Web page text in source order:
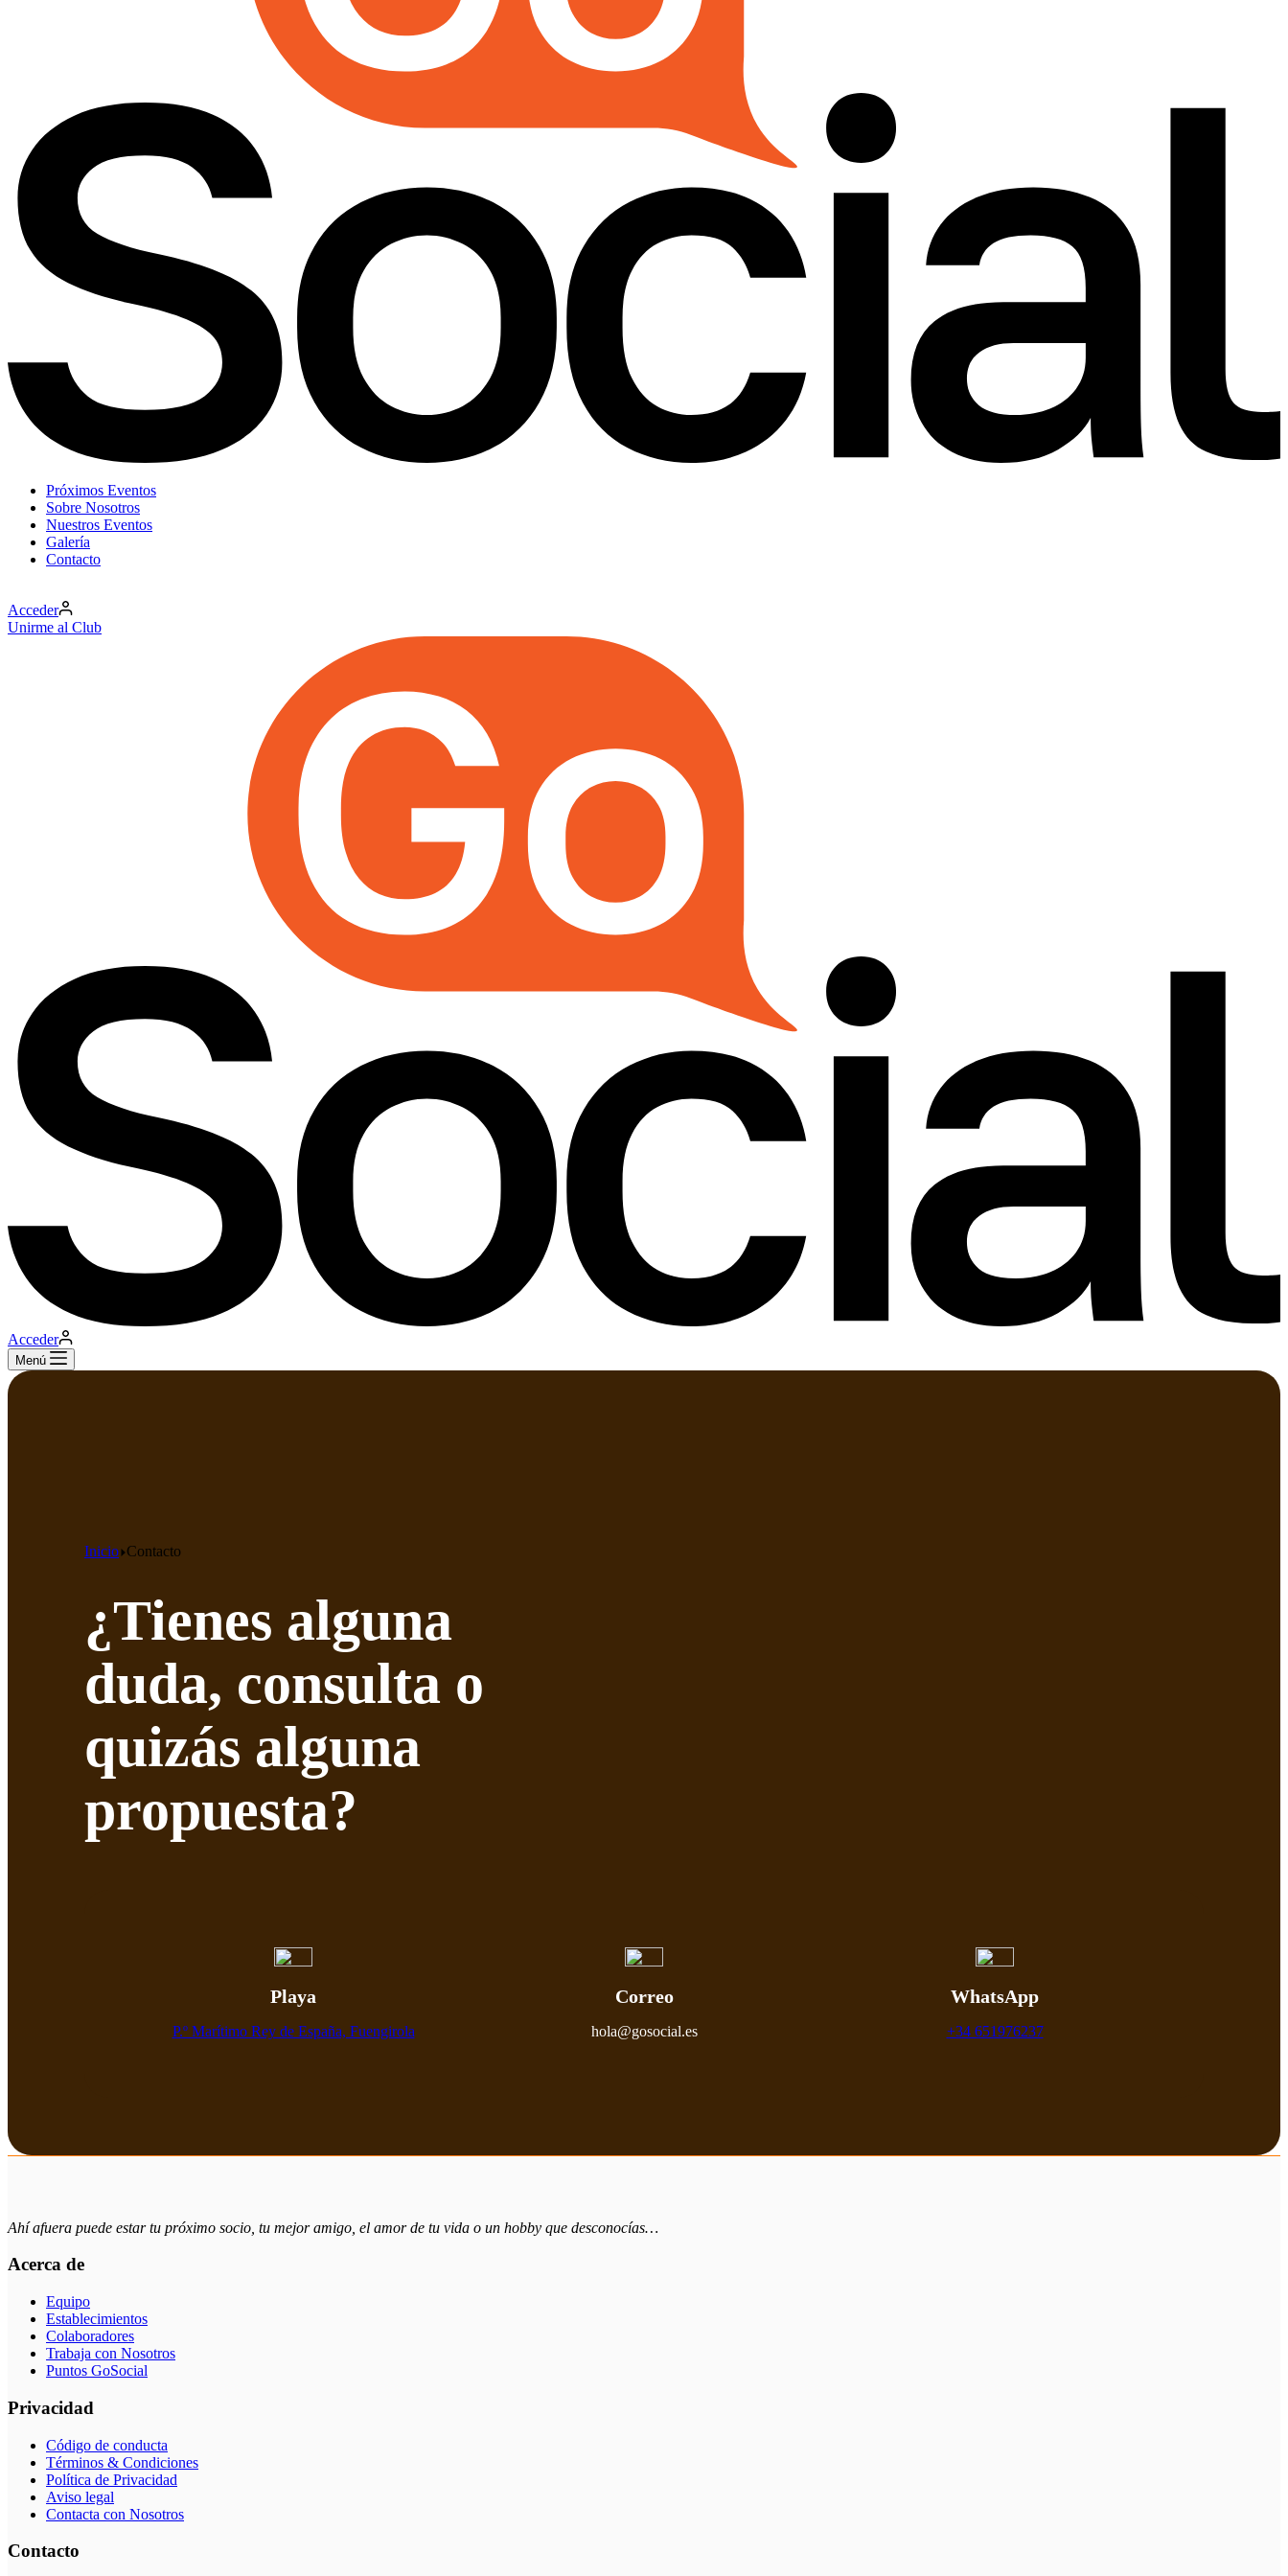
Próximos Eventos
Sobre Nosotros
Nuestros Eventos
Galería
Contacto
Acceder
Unirme al Club
Acceder
Menú
Inicio Contacto
¿Tienes alguna
duda, consulta o
quizás alguna
propuesta?
Playa
P.º Marítimo Rey de España, Fuengirola
Correo
hola@gosocial.es
WhatsApp
+34 651976237
Ahí afuera puede estar tu próximo socio, tu mejor amigo, el amor de tu vida o un hobby que desconocías…
Acerca de
Equipo
Establecimientos
Colaboradores
Trabaja con Nosotros
Puntos GoSocial
Privacidad
Código de conducta
Términos & Condiciones
Política de Privacidad
Aviso legal
Contacta con Nosotros
Contacto